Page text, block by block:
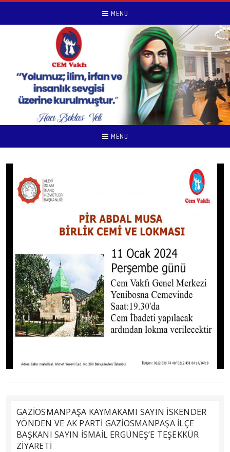
MENU
MENU
GAZİOSMANPAŞA KAYMAKAMI SAYIN İSKENDER
YÖNDEN VE AK PARTİ GAZİOSMANPAŞA İLÇE
BAŞKANI SAYIN İSMAİL ERGÜNEŞ’E TEŞEKKÜR
ZİYARETİ